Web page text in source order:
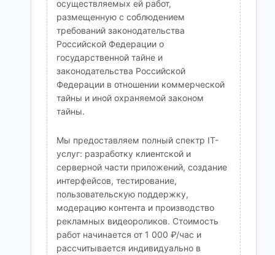
осуществляемых ей работ,
размещенную с соблюдением
требований законодательства
Российской Федерации о
государственной тайне и
законодательства Российской
Федерации в отношении коммерческой
тайны и иной охраняемой законом
тайны.
Мы предоставляем полный спектр IT-
услуг: разработку клиентской и
серверной части приложений, создание
интерфейсов, тестирование,
пользовательскую поддержку,
модерацию контента и производство
рекламных видеороликов. Стоимость
работ начинается от 1 000 ₽/час и
рассчитывается индивидуально в